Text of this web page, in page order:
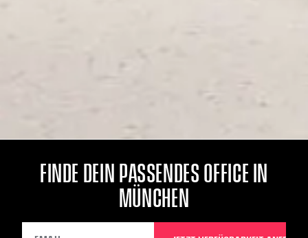
FINDE DEIN PASSENDES OFFICE IN
MÜNCHEN
EMAIL